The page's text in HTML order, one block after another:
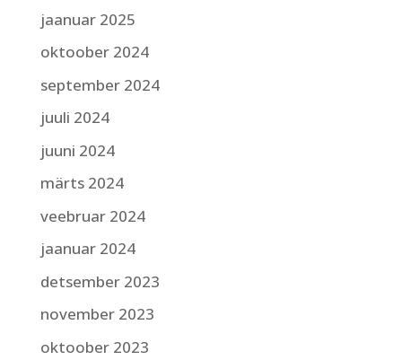
jaanuar 2025
oktoober 2024
september 2024
juuli 2024
juuni 2024
märts 2024
veebruar 2024
jaanuar 2024
detsember 2023
november 2023
oktoober 2023